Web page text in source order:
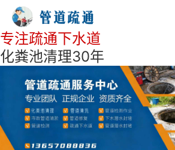
专注疏通下水道
化粪池清理30年